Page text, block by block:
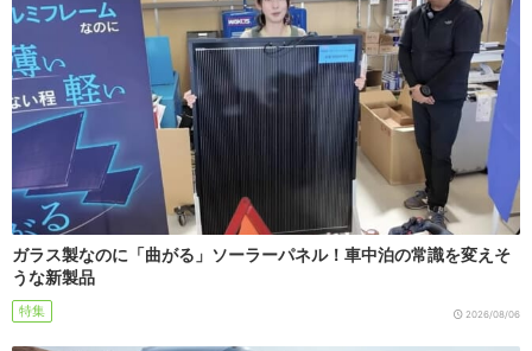
ガラス製なのに「曲がる」ソーラーパネル！車中泊の常識を変えそ
うな新製品
特集 2026/08/06